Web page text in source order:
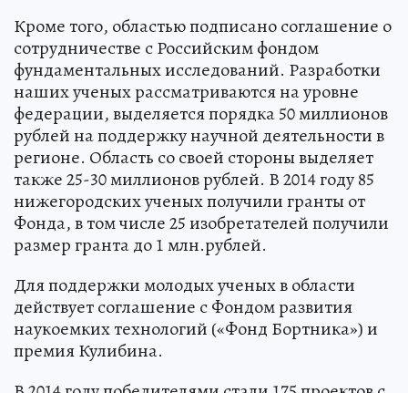
Кроме того, областью подписано соглашение о
сотрудничестве с Российским фондом
фундаментальных исследований. Разработки
наших ученых рассматриваются на уровне
федерации, выделяется порядка 50 миллионов
рублей на поддержку научной деятельности в
регионе. Область со своей стороны выделяет
также 25-30 миллионов рублей. В 2014 году 85
нижегородских ученых получили гранты от
Фонда, в том числе 25 изобретателей получили
размер гранта до 1 млн.рублей.
Для поддержки молодых ученых в области
действует соглашение с Фондом развития
наукоемких технологий («Фонд Бортника») и
премия Кулибина.